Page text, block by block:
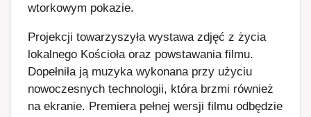
wtorkowym pokazie.
Projekcji towarzyszyła wystawa zdjęć z życia
lokalnego Kościoła oraz powstawania filmu.
Dopełniła ją muzyka wykonana przy użyciu
nowoczesnych technologii, która brzmi również
na ekranie. Premiera pełnej wersji filmu odbędzie